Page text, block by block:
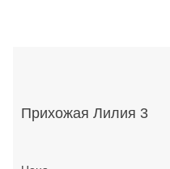
Прихожая Лилия 3